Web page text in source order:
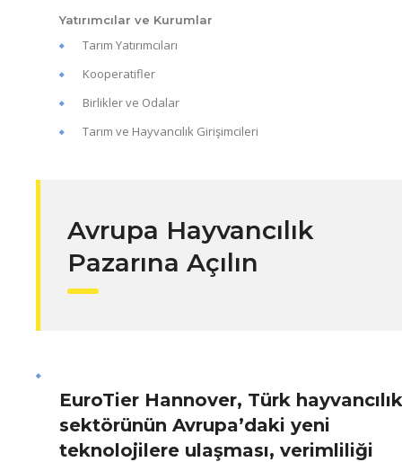
Yatırımcılar ve Kurumlar
Tarım Yatırımcıları
Kooperatifler
Birlikler ve Odalar
Tarım ve Hayvancılık Girişimcileri
Avrupa Hayvancılık
Pazarına Açılın
EuroTier Hannover, Türk hayvancılık
sektörünün Avrupa’daki yeni
teknolojilere ulaşması, verimliliği